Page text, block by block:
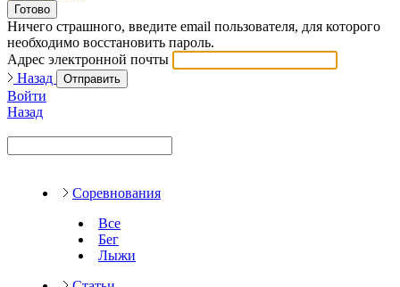
Готово
Ничего страшного, введите email пользователя, для которого
необходимо восстановить пароль.
Адрес электронной почты
Назад
Отправить
Войти
Назад
Соревнования
Все
Бег
Лыжи